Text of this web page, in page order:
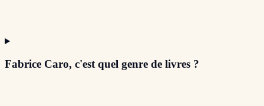
Fabrice Caro, c'est quel genre de livres ?